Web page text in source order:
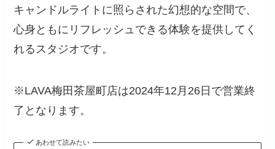
キャンドルライトに照らされた幻想的な空間で、
心身ともにリフレッシュできる体験を提供してく
れるスタジオです。
※LAVA梅田茶屋町店は2024年12月26日で営業終
了となります。
あわせて読みたい